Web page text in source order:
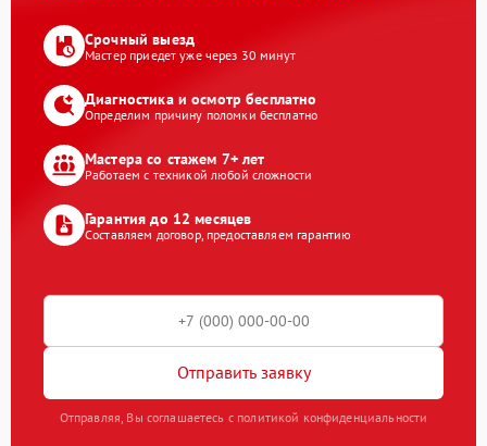
Срочный выезд
Мастер приедет уже через 30 минут
Диагностика и осмотр бесплатно
Определим причину поломки бесплатно
Мастера со стажем 7+ лет
Работаем с техникой любой сложности
Гарантия до 12 месяцев
Составляем договор, предоставляем гарантию
Отправить заявку
Отправляя, Вы соглашаетесь с политикой конфиденциальности